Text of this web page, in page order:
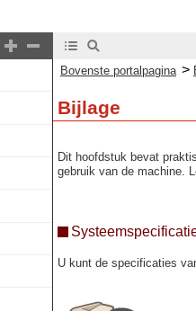
Bovenste portalpagina >
Bijlage
Dit hoofdstuk bevat
gebruik van de machine.
U kunt de specificaties